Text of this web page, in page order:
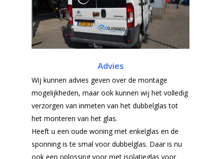
Advies
Wij kunnen advies geven over de montage
mogelijkheden, maar ook kunnen wij het volledig
verzorgen van inmeten van het dubbelglas tot
het monteren van het glas.
Heeft u een oude woning met enkelglas en de
sponning is te smal voor dubbelglas. Daar is nu
ook een oplossing voor met isolatieglas voor